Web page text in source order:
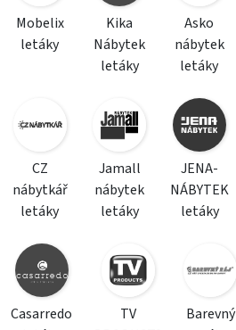
Mobelix
letáky
Kika
Nábytek
letáky
Asko
nábytek
letáky
CZ
nábytkář
letáky
Jamall
nábytek
letáky
JENA-
NÁBYTEK
letáky
Casarredo
TV
Barevný